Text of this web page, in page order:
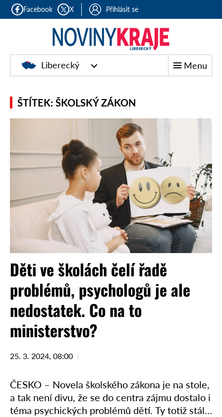
Facebook X Přihlásit se
Liberecký Menu
ŠTÍTEK: ŠKOLSKÝ ZÁKON
Děti ve školách čelí řadě
problémů, psychologů je ale
nedostatek. Co na to
ministerstvo?
25. 3. 2024, 08:00
ČESKO – Novela školského zákona je na stole,
a tak není divu, že se do centra zájmu dostalo i
téma psychických problémů dětí. Ty totiž stále